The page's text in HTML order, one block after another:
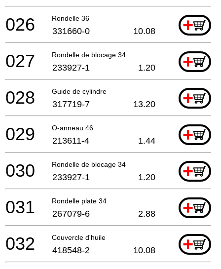
Rondelle 36 +
026 331660-0 10.08
Rondelle de blocage 34 +
027 233927-1 1.20
Guide de cylindre +
028 317719-7 13.20
O-anneau 46 +
029 213611-4 1.44
Rondelle de blocage 34 +
030 233927-1 1.20
Rondelle plate 34 +
031 267079-6 2.88
Couvercle d'huile +
032 418548-2 10.08